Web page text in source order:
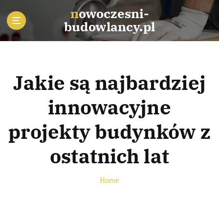
p
nowoczesni-
budowlancy.pl
Jakie są najbardziej
innowacyjne
projekty budynków z
ostatnich lat
Home